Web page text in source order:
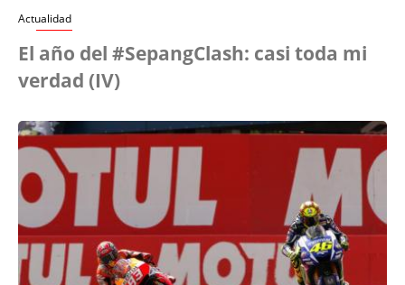
Actualidad
El año del #SepangClash: casi toda mi
verdad (IV)